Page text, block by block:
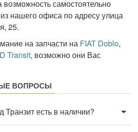
возможность самостоятельно
нашего офиса по адресу улица
25.
на запчасти на FIAT Doblo,
Transit, возможно они Вас
ВОПРОСЫ
Транзит есть в наличии?